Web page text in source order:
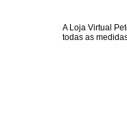
A Loja Virtual
todas as